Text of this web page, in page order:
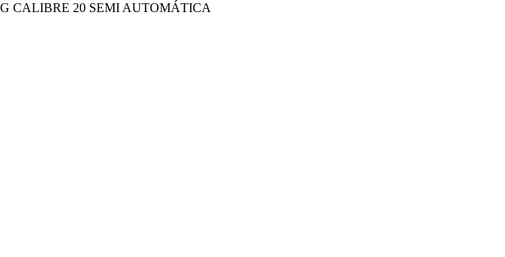
CALIBRE 20 SEMI AUTOMÁTICA